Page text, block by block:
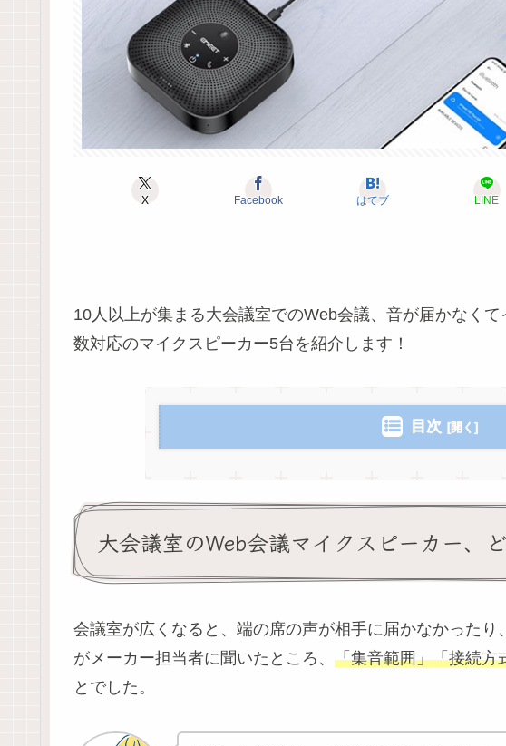
X Facebook はてブ LINE
10人以上が集まる大会議室でのWeb会議、音が届かなく
数対応のマイクスピーカー5台を紹介します！
目次
大会議室のWeb会議マイクスピーカー、
会議室が広くなると、端の席の声が相手に届かなかった
がメーカー担当者に聞いたところ、 「集音範囲」「接続方
とでした。